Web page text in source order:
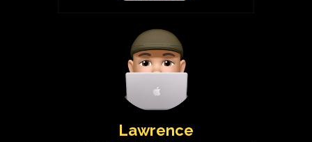
Lawrence